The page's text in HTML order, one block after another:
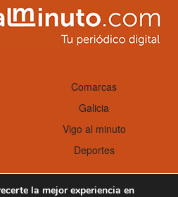
Comarcas
Galicia
Vigo al minuto
Deportes
la mejor experiencia en